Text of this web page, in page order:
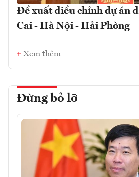
Đề xuất điều chỉnh dự án
Cai - Hà Nội - Hải Phòng
Xem thêm
Đừng bỏ lỡ